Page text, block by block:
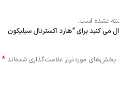
نشده است.
می کنید برای “هارد اکسترنال سیلیکون
بخش‌های موردنیاز علامت‌گذاری شده‌اند*